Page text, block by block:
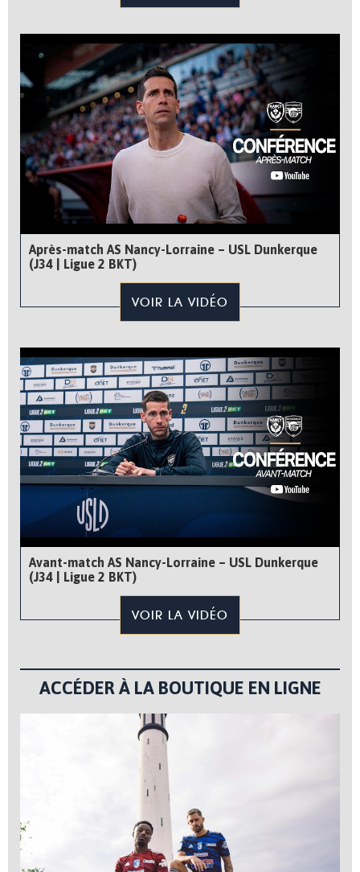
Après-match AS Nancy-Lorraine – USL Dunkerque
(J34 | Ligue 2 BKT)
VOIR LA VIDÉO
Avant-match AS Nancy-Lorraine – USL Dunkerque
(J34 | Ligue 2 BKT)
VOIR LA VIDÉO
ACCÉDER À LA BOUTIQUE EN LIGNE